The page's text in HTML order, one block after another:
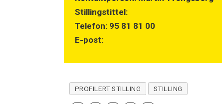
Stillingstittel:
Telefon: 95 81 81 00
E-post:
PROFILERT STILLING STILLING